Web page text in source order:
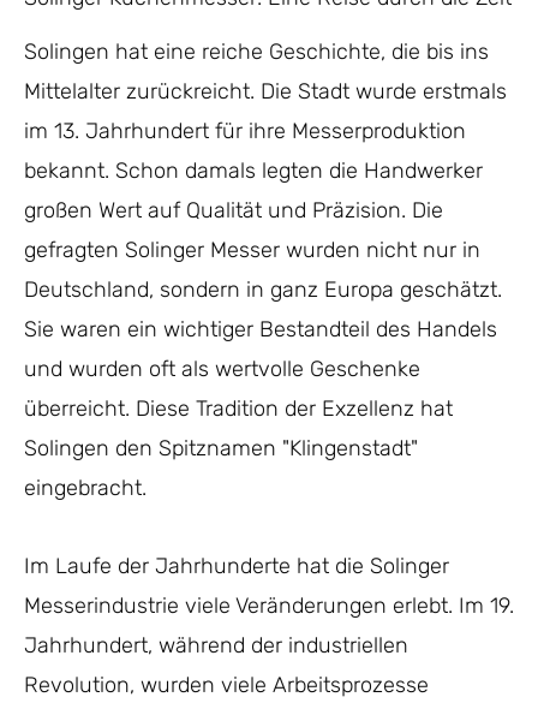
Solingen hat eine reiche Geschichte, die bis ins
Mittelalter zurückreicht. Die Stadt wurde erstmals
im 13. Jahrhundert für ihre Messerproduktion
bekannt. Schon damals legten die Handwerker
großen Wert auf Qualität und Präzision. Die
gefragten Solinger Messer wurden nicht nur in
Deutschland, sondern in ganz Europa geschätzt.
Sie waren ein wichtiger Bestandteil des Handels
und wurden oft als wertvolle Geschenke
überreicht. Diese Tradition der Exzellenz hat
Solingen den Spitznamen "Klingenstadt"
eingebracht.
Im Laufe der Jahrhunderte hat die Solinger
Messerindustrie viele Veränderungen erlebt. Im 19.
Jahrhundert, während der industriellen
Revolution, wurden viele Arbeitsprozesse